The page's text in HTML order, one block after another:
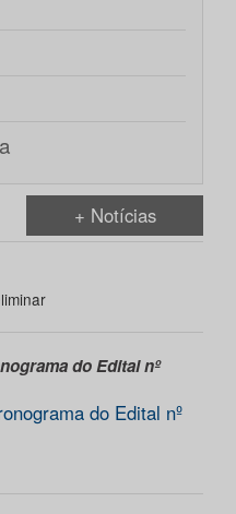
+ Notícias
do Edital nº
do Edital nº